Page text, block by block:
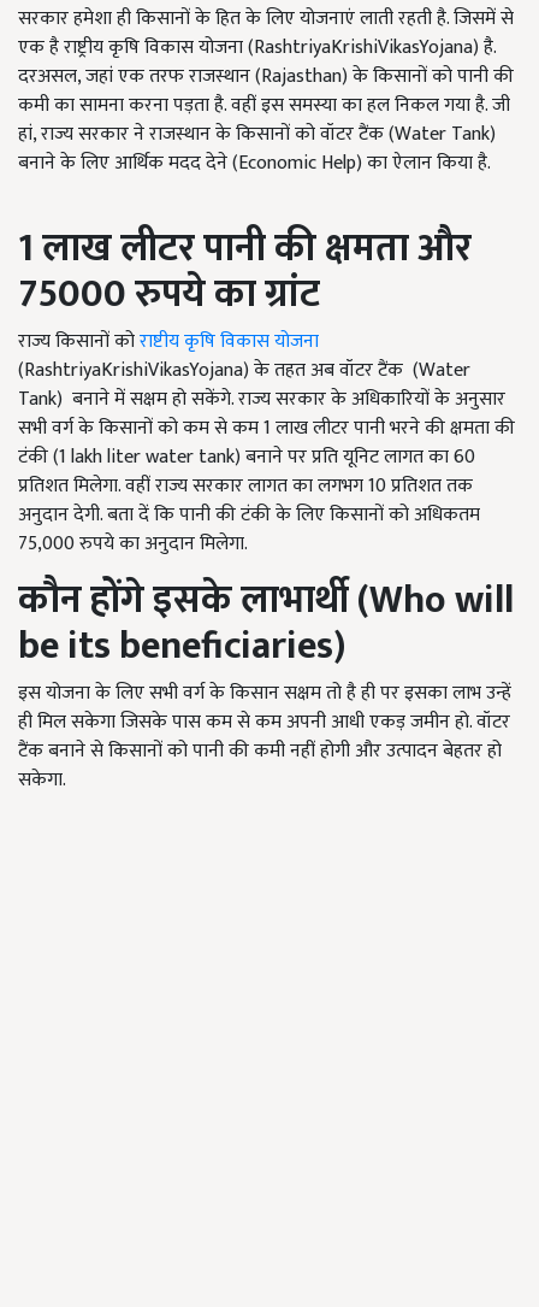
सरकार हमेशा ही किसानों के हित के लिए योजनाएं लाती रहती है. जिसमें से
एक है राष्ट्रीय कृषि विकास योजना (RashtriyaKrishiVikasYojana) है.
दरअसल, जहां एक तरफ राजस्थान (Rajasthan) के किसानों को पानी की
कमी का सामना करना पड़ता है. वहीं इस समस्या का हल निकल गया है. जी
हां, राज्य सरकार ने राजस्थान के किसानों को वॉटर टैंक (Water Tank)
बनाने के लिए आर्थिक मदद देने (Economic Help) का ऐलान किया है.
1लाख लीटर पानी की क्षमता और
75000रुपये का ग्रांट
राज्य किसानों कोराष्टीय कृषि विकास योजना
(RashtriyaKrishiVikasYojana) के तहत अब वॉटर टैंक (Water
Tank) बनाने में सक्षम हो सकेंगे. राज्य सरकार के अधिकारियों के अनुसार
सभी वर्ग के किसानों को कम से कम 1 लाख लीटर पानी भरने की क्षमता की
टंकी (1 lakh liter water tank) बनाने पर प्रति यूनिट लागत का 60
प्रतिशत मिलेगा. वहीं राज्य सरकार लागत का लगभग 10 प्रतिशत तक
अनुदान देगी. बता दें कि पानी की टंकी के लिए किसानों को अधिकतम
75,000 रुपये का अनुदान मिलेगा.
कौन होंगे इसके लाभार्थी (Who will
be its beneficiaries)
इस योजना के लिए सभी वर्ग के किसान सक्षम तो है ही पर इसका लाभ उन्हें
ही मिल सकेगा जिसके पास कम से कम अपनी आधी एकड़ जमीन हो. वॉटर
टैंक बनाने से किसानों को पानी की कमी नहीं होगी और उत्पादन बेहतर हो
सकेगा.